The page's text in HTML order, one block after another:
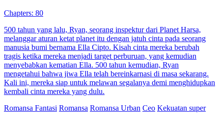
Chapters: 80
500 tahun yang lalu, Ryan, seorang inspektur dari Planet Harsa,
melanggar aturan ketat planet itu dengan jatuh cinta pada seorang
manusia bumi bernama Ella Cipto. Kisah cinta mereka berubah
tragis ketika mereka menjadi target perburuan, yang kemudian
menyebabkan kematian Ella. 500 tahun kemudian, Ryan
mengetahui bahwa jiwa Ella telah bereinkarnasi di masa sekarang.
Kali ini, mereka siap untuk melawan segalanya demi menghidupkan
kembali cinta mereka yang dulu.
Romansa Fantasi Romansa Romansa Urban Ceo Kekuatan super